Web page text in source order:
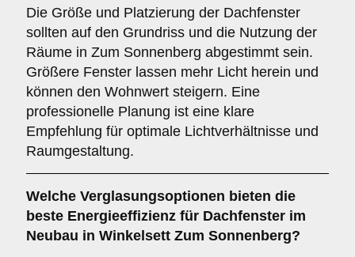
Die Größe und Platzierung der Dachfenster
sollten auf den Grundriss und die Nutzung der
Räume in Zum Sonnenberg abgestimmt sein.
Größere Fenster lassen mehr Licht herein und
können den Wohnwert steigern. Eine
professionelle Planung ist eine klare
Empfehlung für optimale Lichtverhältnisse und
Raumgestaltung.
Welche Verglasungsoptionen bieten die
beste Energieeffizienz für Dachfenster im
Neubau in Winkelsett Zum Sonnenberg?